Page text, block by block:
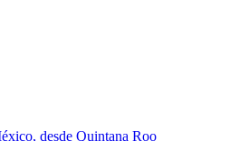
desde Quintana Roo